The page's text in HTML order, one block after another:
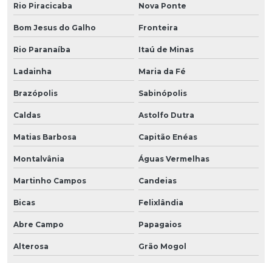
Rio Piracicaba Nova Ponte
Bom Jesus do Galho Fronteira
Rio Paranaíba Itaú de Minas
Ladainha Maria da Fé
Brazópolis Sabinópolis
Caldas Astolfo Dutra
Matias Barbosa Capitão Enéas
Montalvânia Águas Vermelhas
Martinho Campos Candeias
Bicas Felixlândia
Abre Campo Papagaios
Alterosa Grão Mogol